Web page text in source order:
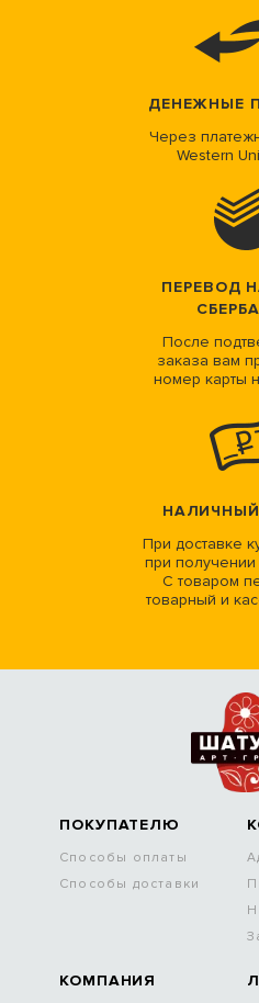
ДЕНЕЖНЫЕ
Через
Western
ПЕРЕВОД
После
заказа вам
номер карты
НАЛИЧНЫЙ
При доставке
при получении
С товаром
товарный и
ПОКУПАТЕЛЮ
Способы оплаты
Способы доставки
КОМПАНИЯ